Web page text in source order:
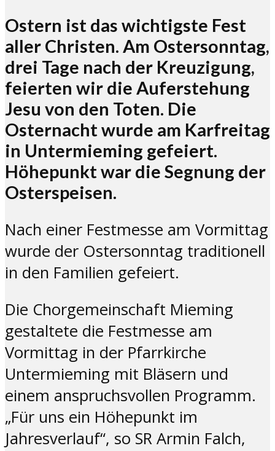
Ostern ist das wichtigste Fest
aller Christen. Am Ostersonntag,
drei Tage nach der Kreuzigung,
feierten wir die Auferstehung
Jesu von den Toten. Die
Osternacht wurde am Karfreitag
in Untermieming gefeiert.
Höhepunkt war die Segnung der
Osterspeisen.
Nach einer Festmesse am Vormittag
wurde der Ostersonntag traditionell
in den Familien gefeiert.
Die Chorgemeinschaft Mieming
gestaltete die Festmesse am
Vormittag in der Pfarrkirche
Untermieming mit Bläsern und
einem anspruchsvollen Programm.
„Für uns ein Höhepunkt im
Jahresverlauf“, so SR Armin Falch,